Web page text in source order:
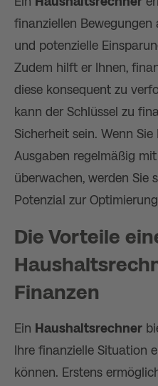
finanziellen Bewegungen
und potenzielle
Zudem hilft er Ihnen,
diese konsequent zu
kann der Schlüssel zu
Sicherheit sein. Wenn
Ausgaben regelmäßig
überwachen, werden Sie
Potenzial zur
Die Vorteile
Finanzen
Ein Haushaltsrechner
Ihre finanzielle Situation
können. Erstens